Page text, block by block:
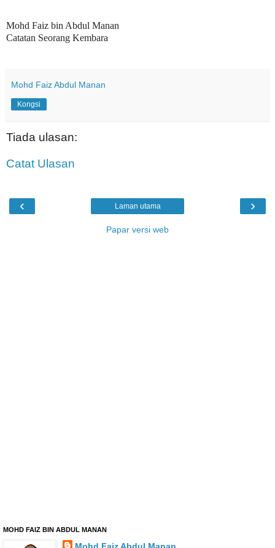
Mohd Faiz bin Abdul Manan
Catatan Seorang Kembara
Mohd Faiz Abdul Manan
Kongsi
Tiada ulasan:
Catat Ulasan
‹ ›
Laman utama
Papar versi web
MOHD FAIZ BIN ABDUL MANAN
Mohd Faiz Abdul Manan